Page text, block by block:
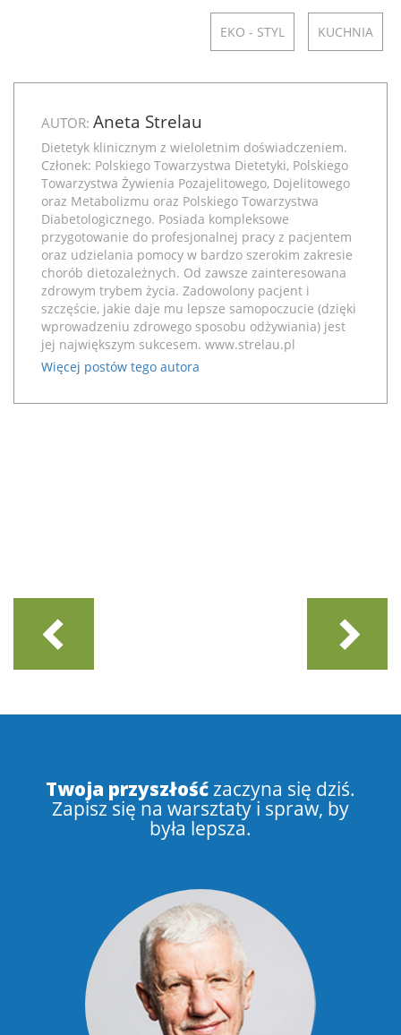
EKO - STYL KUCHNIA
AUTOR: Aneta Strelau
Dietetyk klinicznym z wieloletnim doświadczeniem.
Członek: Polskiego Towarzystwa Dietetyki, Polskiego
Towarzystwa Żywienia Pozajelitowego, Dojelitowego
oraz Metabolizmu oraz Polskiego Towarzystwa
Diabetologicznego. Posiada kompleksowe
przygotowanie do profesjonalnej pracy z pacjentem
oraz udzielania pomocy w bardzo szerokim zakresie
chorób dietozależnych. Od zawsze zainteresowana
zdrowym trybem życia. Zadowolony pacjent i
szczęście, jakie daje mu lepsze samopoczucie (dzięki
wprowadzeniu zdrowego sposobu odżywiania) jest
jej największym sukcesem. www.strelau.pl
Więcej postów tego autora
Twoja przyszłośćzaczyna się dziś.
Zapisz się na warsztaty i spraw, by
była lepsza.